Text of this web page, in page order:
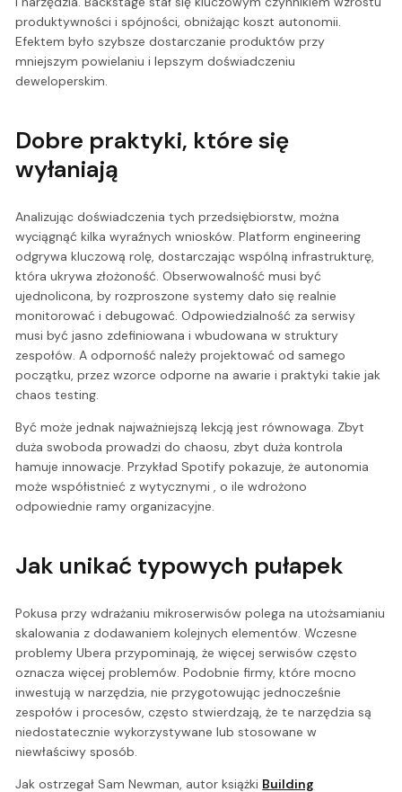
produktywności i spójności, obniżając koszt autonomii.
Efektem było szybsze dostarczanie produktów przy
mniejszym powielaniu i lepszym doświadczeniu
deweloperskim.
Dobre praktyki, które się
wyłaniają
Analizując doświadczenia tych przedsiębiorstw, można
wyciągnąć kilka wyraźnych wniosków. Platform engineering
odgrywa kluczową rolę, dostarczając wspólną infrastrukturę,
która ukrywa złożoność. Obserwowalność musi być
ujednolicona, by rozproszone systemy dało się realnie
monitorować i debugować. Odpowiedzialność za serwisy
musi być jasno zdefiniowana i wbudowana w struktury
zespołów. A odporność należy projektować od samego
początku, przez wzorce odporne na awarie i praktyki takie jak
chaos testing.
Być może jednak najważniejszą lekcją jest równowaga. Zbyt
duża swoboda prowadzi do chaosu, zbyt duża kontrola
hamuje innowacje. Przykład Spotify pokazuje, że autonomia
może współistnieć z wytycznymi , o ile wdrożono
odpowiednie ramy organizacyjne.
Jak unikać typowych pułapek
Pokusa przy wdrażaniu mikroserwisów polega na utożsamianiu
skalowania z dodawaniem kolejnych elementów. Wczesne
problemy Ubera przypominają, że więcej serwisów często
oznacza więcej problemów. Podobnie firmy, które mocno
inwestują w narzędzia, nie przygotowując jednocześnie
zespołów i procesów, często stwierdzają, że te narzędzia są
niedostatecznie wykorzystywane lub stosowane w
niewłaściwy sposób.
Jak ostrzegał Sam Newman, autor książki Building